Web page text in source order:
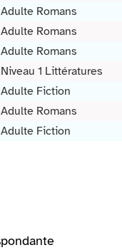
Adulte Romans
Adulte Romans
Adulte Romans
Niveau 1 Littératures
Adulte Fiction
Adulte Romans
Adulte Fiction